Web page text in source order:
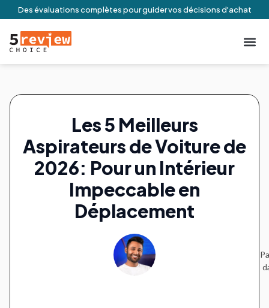
Des évaluations complètes pour guider vos décisions d'achat
Les 5 Meilleurs
Aspirateurs de Voiture de
2026: Pour un Intérieur
Impeccable en
Déplacement